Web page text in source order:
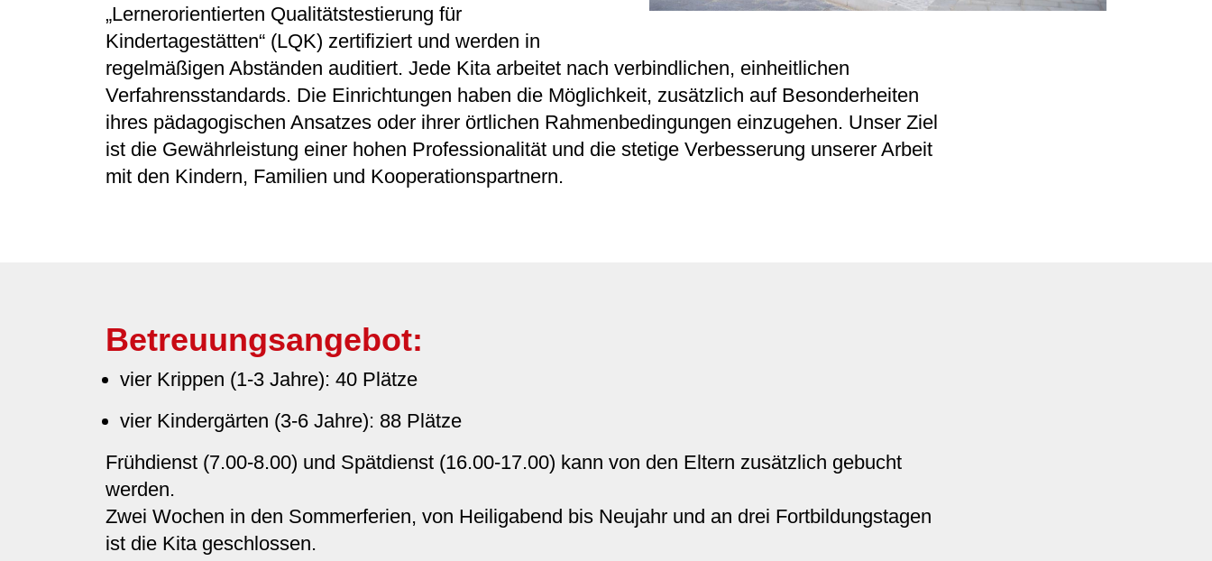
„Lernerorientierten Qualitätstestierung für
Kindertagestätten“ (LQK) zertifiziert und werden in
regelmäßigen Abständen auditiert. Jede Kita arbeitet nach verbindlichen, einheitlichen
Verfahrensstandards. Die Einrichtungen haben die Möglichkeit, zusätzlich auf Besonderheiten
ihres pädagogischen Ansatzes oder ihrer örtlichen Rahmenbedingungen einzugehen. Unser Ziel
ist die Gewährleistung einer hohen Professionalität und die stetige Verbesserung unserer Arbeit
mit den Kindern, Familien und Kooperationspartnern.
Betreuungsangebot:
vier Krippen (1-3 Jahre): 40 Plätze
vier Kindergärten (3-6 Jahre): 88 Plätze
Frühdienst (7.00-8.00) und Spätdienst (16.00-17.00) kann von den Eltern zusätzlich gebucht
werden.
Zwei Wochen in den Sommerferien, von Heiligabend bis Neujahr und an drei Fortbildungstagen
ist die Kita geschlossen.